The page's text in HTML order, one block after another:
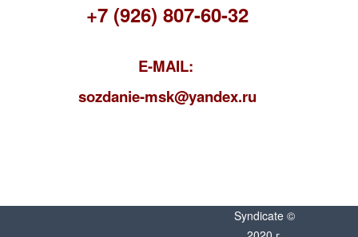
+7 (926) 807-60-32
E-MAIL:
sozdanie-msk@yandex.ru
Syndicate ©